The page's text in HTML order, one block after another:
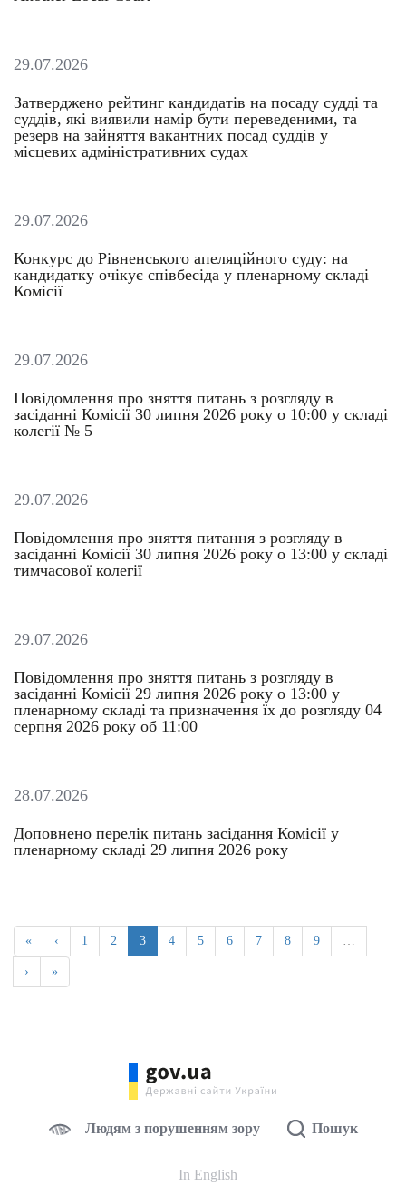
29.07.2026
Затверджено рейтинг кандидатів на посаду судді та
суддів, які виявили намір бути переведеними, та
резерв на зайняття вакантних посад суддів у
місцевих адміністративних судах
29.07.2026
Конкурс до Рівненського апеляційного суду: на
кандидатку очікує співбесіда у пленарному складі
Комісії
29.07.2026
Повідомлення про зняття питань з розгляду в
засіданні Комісії 30 липня 2026 року о 10:00 у складі
колегії № 5
29.07.2026
Повідомлення про зняття питання з розгляду в
засіданні Комісії 30 липня 2026 року о 13:00 у складі
тимчасової колегії
29.07.2026
Повідомлення про зняття питань з розгляду в
засіданні Комісії 29 липня 2026 року о 13:00 у
пленарному складі та призначення їх до розгляду 04
серпня 2026 року об 11:00
28.07.2026
Доповнено перелік питань засідання Комісії у
пленарному складі 29 липня 2026 року
« ‹ 1 2 3 4 5 6 7 8 9 …
› »
Людям з порушенням зору Пошук
In English